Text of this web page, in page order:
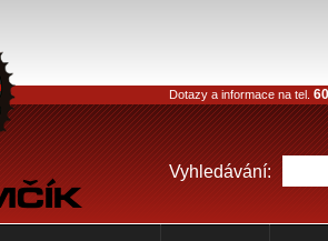
Dotazy a informace na tel.
Vyhledávání: